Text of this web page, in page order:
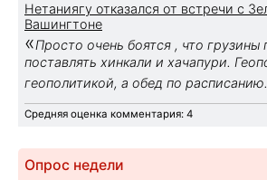
Нетаниягу отказался от встречи с
Вашингтоне
«Просто очень боятся , что грузины
поставлять хинкали и хачапури.
геополитикой, а обед по расписанию.
Средняя оценка комментария: 4
Опрос недели